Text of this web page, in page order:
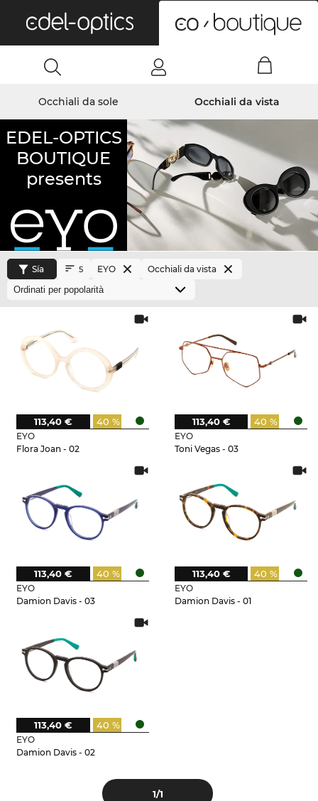
Occhiali da sole Occhiali da vista
EDEL-OPTICS
BOUTIQUE
presents
Sía 5 EYO Occhiali da vista
EYO
Flora Joan - 02
40 %
113,40 €
EYO
Toni Vegas - 03
40 %
113,40 €
EYO
Damion Davis - 03
40 %
113,40 €
EYO
Damion Davis - 01
40 %
113,40 €
EYO
Damion Davis - 02
40 %
113,40 €
1/1